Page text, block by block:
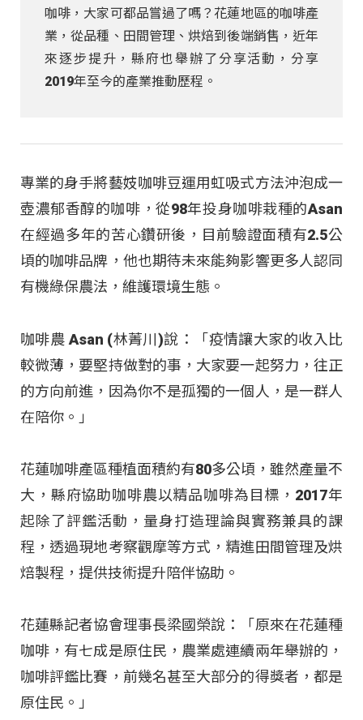
咖啡，大家可都品嘗過了嗎？花蓮地區的咖啡產
業，從品種、田間管理、烘焙到後端銷售，近年
來逐步提升，縣府也舉辦了分享活動，分享
2019年至今的產業推動歷程。
專業的身手將藝妓咖啡豆運用虹吸式方法沖泡成一
壺濃郁香醇的咖啡，從98年投身咖啡栽種的Asan
在經過多年的苦心鑽研後，目前驗證面積有2.5公
頃的咖啡品牌，他也期待未來能夠影響更多人認同
有機綠保農法，維護環境生態。
咖啡農 Asan (林菁川)說：「疫情讓大家的收入比
較微薄，要堅持做對的事，大家要一起努力，往正
的方向前進，因為你不是孤獨的一個人，是一群人
在陪你。」
花蓮咖啡產區種植面積約有80多公頃，雖然產量不
大，縣府協助咖啡農以精品咖啡為目標，2017年
起除了評鑑活動，量身打造理論與實務兼具的課
程，透過現地考察觀摩等方式，精進田間管理及烘
焙製程，提供技術提升陪伴協助。
花蓮縣記者協會理事長梁國榮說：「原來在花蓮種
咖啡，有七成是原住民，農業處連續兩年舉辦的，
咖啡評鑑比賽，前幾名甚至大部分的得獎者，都是
原住民。」